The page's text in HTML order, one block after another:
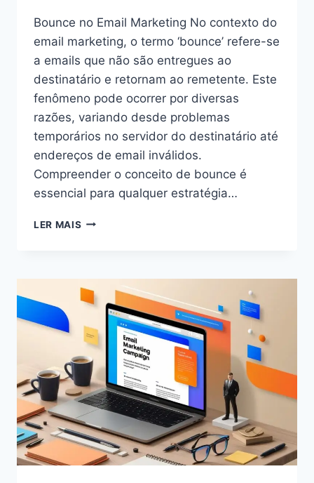
Bounce no Email Marketing No contexto do
email marketing, o termo ‘bounce’ refere-se
a emails que não são entregues ao
destinatário e retornam ao remetente. Este
fenômeno pode ocorrer por diversas
razões, variando desde problemas
temporários no servidor do destinatário até
endereços de email inválidos.
Compreender o conceito de bounce é
essencial para qualquer estratégia…
LER MAIS O
NO
EMAIL
MARKETING
E
COMO
GERENCIÁ-
LO
EFETIVAMENTE